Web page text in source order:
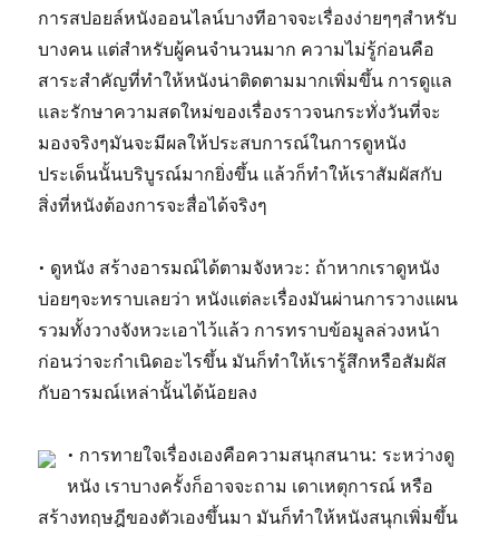
การสปอยล์หนังออนไลน์บางทีอาจจะเรื่องง่ายๆๆสำหรับ
บางคน แต่สำหรับผู้คนจำนวนมาก ความไม่รู้ก่อนคือ
สาระสำคัญที่ทำให้หนังน่าติดตามมากเพิ่มขึ้น การดูแล
และรักษาความสดใหม่ของเรื่องราวจนกระทั่งวันที่จะ
มองจริงๆมันจะมีผลให้ประสบการณ์ในการดูหนัง
ประเด็นนั้นบริบูรณ์มากยิ่งขึ้น แล้วก็ทำให้เราสัมผัสกับ
สิ่งที่หนังต้องการจะสื่อได้จริงๆ
• ดูหนัง สร้างอารมณ์ได้ตามจังหวะ: ถ้าหากเราดูหนัง
บ่อยๆจะทราบเลยว่า หนังแต่ละเรื่องมันผ่านการวางแผน
รวมทั้งวางจังหวะเอาไว้แล้ว การทราบข้อมูลล่วงหน้า
ก่อนว่าจะกำเนิดอะไรขึ้น มันก็ทำให้เรารู้สึกหรือสัมผัส
กับอารมณ์เหล่านั้นได้น้อยลง
• การทายใจเรื่องเองคือความสนุกสนาน: ระหว่างดู
หนัง เราบางครั้งก็อาจจะถาม เดาเหตุการณ์ หรือ
สร้างทฤษฎีของตัวเองขึ้นมา มันก็ทำให้หนังสนุกเพิ่มขึ้น